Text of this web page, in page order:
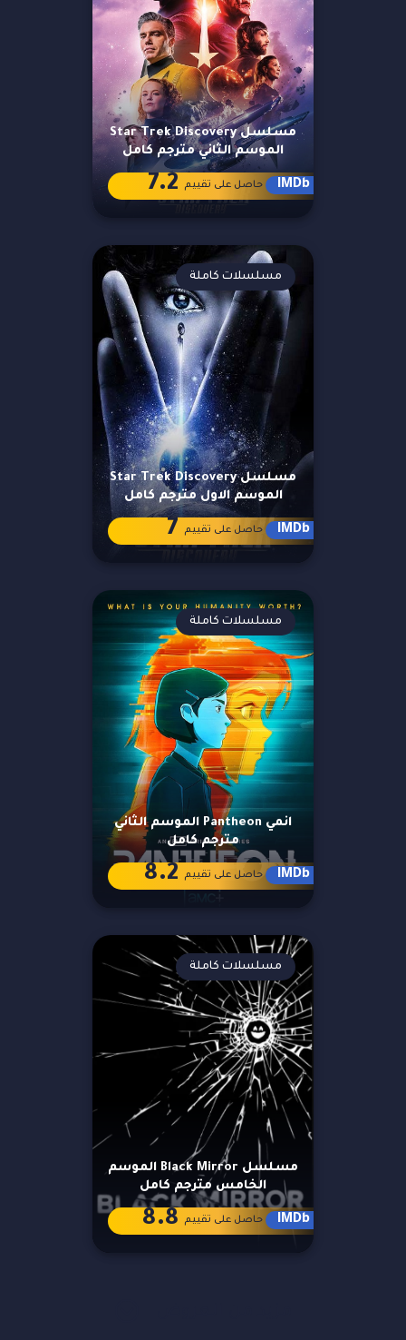
مسلسل Star Trek Discovery
الموسم الثاني مترجم كامل
IMDb حاصل على تقييم 7.2
مسلسل Star Trek Discovery
الموسم الاول مترجم كامل
مسلسلات كاملة
IMDb حاصل على تقييم 7
انمي Pantheon الموسم الثاني
مترجم كامل
مسلسلات كاملة
IMDb حاصل على تقييم 8.2
مسلسل Black Mirror الموسم
الخامس مترجم كامل
مسلسلات كاملة
IMDb حاصل على تقييم 8.8